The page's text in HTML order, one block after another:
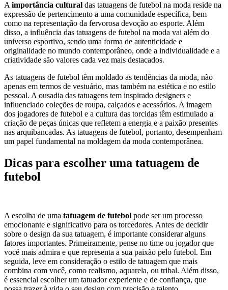
A importância cultural das tatuagens de futebol na moda reside na
expressão de pertencimento a uma comunidade específica, bem
como na representação da fervorosa devoção ao esporte. Além
disso, a influência das tatuagens de futebol na moda vai além do
universo esportivo, sendo uma forma de autenticidade e
originalidade no mundo contemporâneo, onde a individualidade e a
criatividade são valores cada vez mais destacados.
As tatuagens de futebol têm moldado as tendências da moda, não
apenas em termos de vestuário, mas também na estética e no estilo
pessoal. A ousadia das tatuagens tem inspirado designers e
influenciado coleções de roupa, calçados e acessórios. A imagem
dos jogadores de futebol e a cultura das torcidas têm estimulado a
criação de peças únicas que refletem a energia e a paixão presentes
nas arquibancadas. As tatuagens de futebol, portanto, desempenham
um papel fundamental na moldagem da moda contemporânea.
Dicas para escolher uma tatuagem de
futebol
A escolha de uma tatuagem de futebol pode ser um processo
emocionante e significativo para os torcedores. Antes de decidir
sobre o design da sua tatuagem, é importante considerar alguns
fatores importantes. Primeiramente, pense no time ou jogador que
você mais admira e que representa a sua paixão pelo futebol. Em
seguida, leve em consideração o estilo de tatuagem que mais
combina com você, como realismo, aquarela, ou tribal. Além disso,
é essencial escolher um tatuador experiente e de confiança, que